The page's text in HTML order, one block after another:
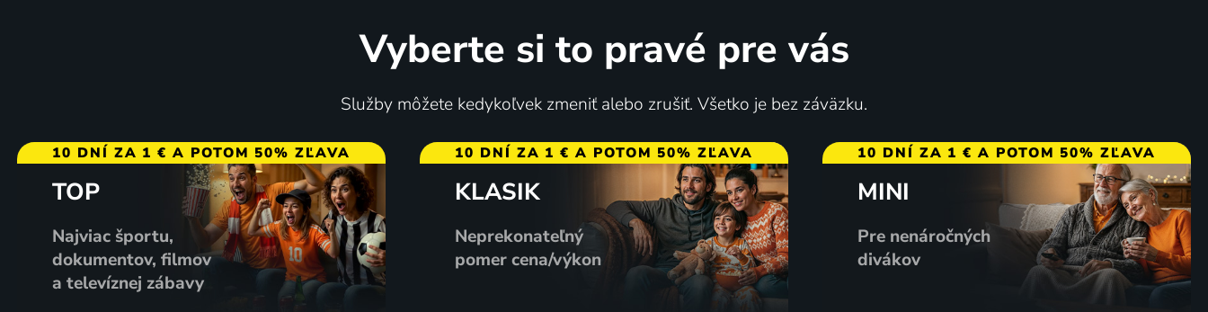
Vyberte si to pravé pre vás
Služby môžete kedykoľvek zmeniť alebo zrušiť. Všetko je bez záväzku.
10 DNÍ ZA 1 € A POTOM 50% ZĽAVA
TOP
Najviac športu,
dokumentov, filmov
a televíznej zábavy
10 DNÍ ZA 1 € A POTOM 50% ZĽAVA
KLASIK
Neprekonateľný
pomer cena/výkon
10 DNÍ ZA 1 € A POTOM 50% ZĽAVA
MINI
Pre nenáročných
divákov